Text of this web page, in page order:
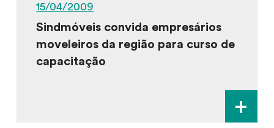
15/04/2009
Sindmóveis convida empresários
moveleiros da região para curso de
capacitação
+